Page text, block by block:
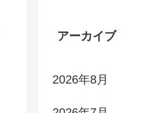
アーカイブ
2026年8月